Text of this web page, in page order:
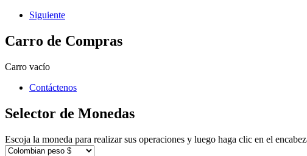
Siguiente
Carro de Compras
Carro vacío
Contáctenos
Selector de Monedas
Escoja la moneda para realizar sus operaciones y luego haga clic en el